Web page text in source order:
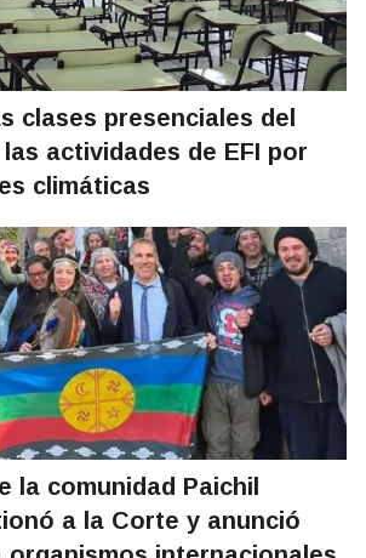
clases presenciales del
actividades de EFI por
climáticas
la comunidad Paichil
a la Corte y anunció